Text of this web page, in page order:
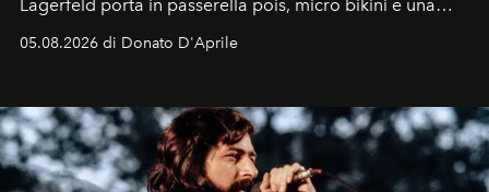
Lagerfeld porta in passerella pois, micro bikini e una
Kate, Claudia e Carla una dietro l'altra. Trent'anni dopo,
uno dei documenti più contemporanei che abbiamo.
05.08.2026 di Donato D'Aprile